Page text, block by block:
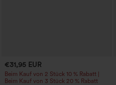
€31,95 EUR
Beim Kauf von 2 Stück 10 % Rabatt |
Beim Kauf von 3 Stück 20 % Rabatt